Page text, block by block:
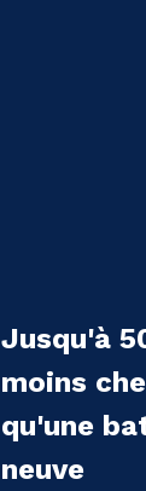
Jusqu'à
moins
qu'une
neuve